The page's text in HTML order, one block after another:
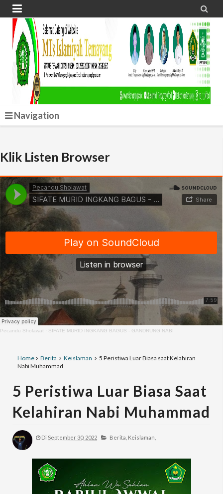
 
Navigation
Klik Listen Browser
Pecandu Sholawat · SIFATE MURID INGKANG BAGUS - GANDRUNG NABI
Home Berita Keislaman
5 Peristiwa Luar Biasa saat Kelahiran
Nabi Muhammad
5 Peristiwa Luar Biasa Saat
Kelahiran Nabi Muhammad
Di September 30, 2022 Berita, Keislaman,